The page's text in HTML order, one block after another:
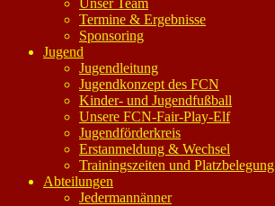
Unser Team
Termine & Ergebnisse
Sponsoring
Jugend
Jugendleitung
Jugendkonzept des FCN
Kinder- und Jugendfußball
Unsere FCN-Fair-Play-Elf
Jugendförderkreis
Erstanmeldung & Wechsel
Trainingszeiten und Platzbelegung
Abteilungen
Jedermannänner